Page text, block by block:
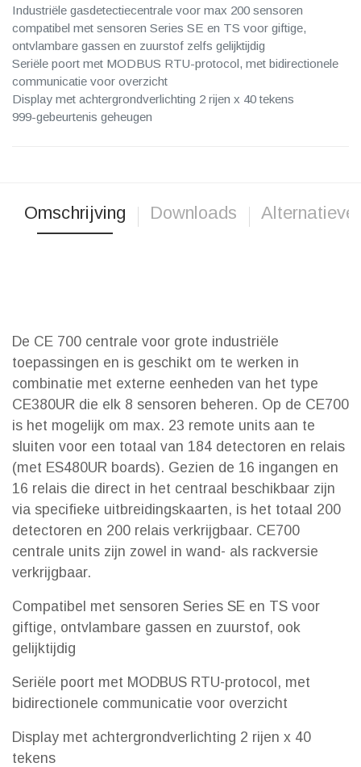
Industriële gasdetectiecentrale voor max 200 sensoren
compatibel met sensoren Series SE en TS voor giftige,
ontvlambare gassen en zuurstof zelfs gelijktijdig
Seriële poort met MODBUS RTU-protocol, met bidirectionele
communicatie voor overzicht
Display met achtergrondverlichting 2 rijen x 40 tekens
999-gebeurtenis geheugen
Omschrijving Downloads Alternatieve
De CE 700 centrale voor grote industriële
toepassingen en is geschikt om te werken in
combinatie met externe eenheden van het type
CE380UR die elk 8 sensoren beheren. Op de CE700
is het mogelijk om max. 23 remote units aan te
sluiten voor een totaal van 184 detectoren en relais
(met ES480UR boards). Gezien de 16 ingangen en
16 relais die direct in het centraal beschikbaar zijn
via specifieke uitbreidingskaarten, is het totaal 200
detectoren en 200 relais verkrijgbaar. CE700
centrale units zijn zowel in wand- als rackversie
verkrijgbaar.
Compatibel met sensoren Series SE en TS voor
giftige, ontvlambare gassen en zuurstof, ook
gelijktijdig
Seriële poort met MODBUS RTU-protocol, met
bidirectionele communicatie voor overzicht
Display met achtergrondverlichting 2 rijen x 40
tekens